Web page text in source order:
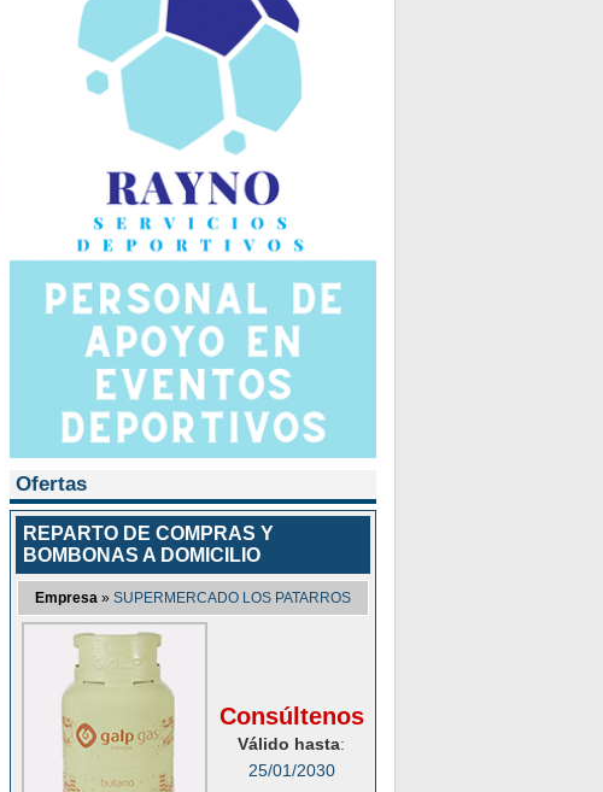
Ofertas
REPARTO DE COMPRAS Y
BOMBONAS A DOMICILIO
Empresa » SUPERMERCADO LOS PATARROS
Consúltenos
Válido hasta:
25/01/2030